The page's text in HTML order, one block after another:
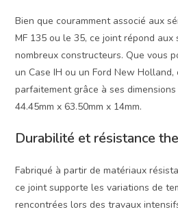
Bien que couramment associé aux
MF 135 ou le 35, ce joint répond
nombreux constructeurs. Que vous
un Case IH ou un Ford New Holland,
parfaitement grâce à ses
44.45mm x 63.50mm x 14mm.
Durabilité et résistance
Fabriqué à partir de matériaux
ce joint supporte les variations de
rencontrées lors des travaux